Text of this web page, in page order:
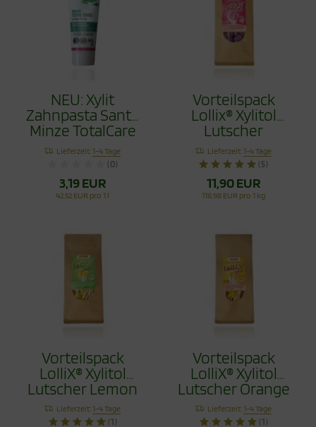
NEU: Xylit
Zahnpasta Sante
Minze TotalCare
75ml
Lieferzeit:1-4 Tage
(0)
3,19 EUR
42,52 EUR pro 1 l
Vorteilspack
Lollix® Xylitol
Lutscher
Erdbeere 100g
Lieferzeit:1-4 Tage
(5)
11,90 EUR
118,98 EUR pro 1 kg
Vorteilspack
LolliX® Xylitol
Lutscher Lemon
Zitrone 100g
Lieferzeit:1-4 Tage
(1)
Vorteilspack
LolliX® Xylitol
Lutscher Orange
100g
Lieferzeit:1-4 Tage
(1)